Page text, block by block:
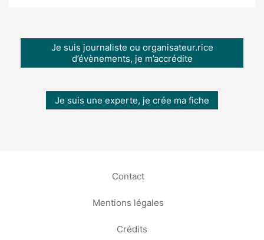
Je suis journaliste ou organisateur.rice
d’évènements, je m’accrédite
Je suis une experte, je crée ma fiche
Contact
Mentions légales
Crédits